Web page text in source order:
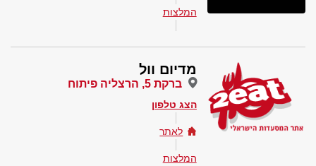
המלצות
מדיום וול
ברקת 5, הרצליה פיתוח
הצג טלפון
לאתר
המלצות